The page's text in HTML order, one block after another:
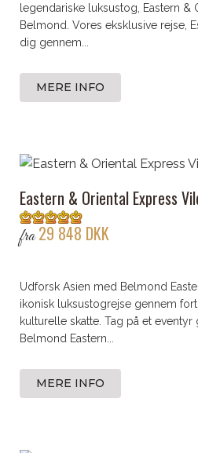
legendariske luksustog, Eastern &
Belmond. Vores eksklusive rejse,
dig gennem...
MERE INFO
Eastern & Oriental Express
fra29 848 DKK
Udforsk Asien med Belmond
ikonisk luksustogrejse gennem
kulturelle skatte. Tag på et
Belmond Eastern...
MERE INFO